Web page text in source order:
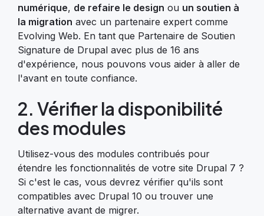
numérique, de refaire le design ou un soutien à
la migration avec un partenaire expert comme
Evolving Web. En tant que Partenaire de Soutien
Signature de Drupal avec plus de 16 ans
d'expérience, nous pouvons vous aider à aller de
l'avant en toute confiance.
2. Vérifier la disponibilité
des modules
Utilisez-vous des modules contribués pour
étendre les fonctionnalités de votre site Drupal 7 ?
Si c'est le cas, vous devrez vérifier qu'ils sont
compatibles avec Drupal 10 ou trouver une
alternative avant de migrer.